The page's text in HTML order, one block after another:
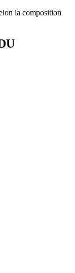
la composition